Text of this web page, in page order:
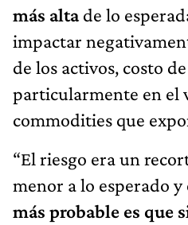
más altade lo
impactar
de los activos, costo
particularmente en el
commodities que
“El riesgo era un
menor a lo esperado y
más probable es que